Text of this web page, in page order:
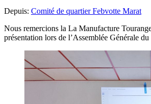
2025
Depuis: Comité de quartier Febvotte Marat
Nous remercions la La Manufacture
présentation lors de l’Assemblée Générale